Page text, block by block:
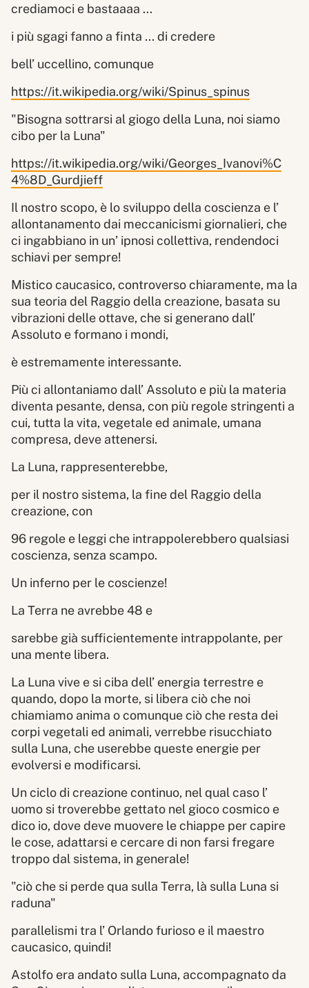
crediamoci e bastaaaa ...
i più sgagi fanno a finta ... di credere
bell’ uccellino, comunque
https://it.wikipedia.org/wiki/Spinus_spinus
"Bisogna sottrarsi al giogo della Luna, noi siamo
cibo per la Luna"
https://it.wikipedia.org/wiki/Georges_Ivanovi%C
4%8D_Gurdjieff
Il nostro scopo, è lo sviluppo della coscienza e l’
allontanamento dai meccanicismi giornalieri, che
ci ingabbiano in un’ ipnosi collettiva, rendendoci
schiavi per sempre!
Mistico caucasico, controverso chiaramente, ma la
sua teoria del Raggio della creazione, basata su
vibrazioni delle ottave, che si generano dall’
Assoluto e formano i mondi,
è estremamente interessante.
Più ci allontaniamo dall’ Assoluto e più la materia
diventa pesante, densa, con più regole stringenti a
cui, tutta la vita, vegetale ed animale, umana
compresa, deve attenersi.
La Luna, rappresenterebbe,
per il nostro sistema, la fine del Raggio della
creazione, con
96 regole e leggi che intrappolerebbero qualsiasi
coscienza, senza scampo.
Un inferno per le coscienze!
La Terra ne avrebbe 48 e
sarebbe già sufficientemente intrappolante, per
una mente libera.
La Luna vive e si ciba dell’ energia terrestre e
quando, dopo la morte, si libera ciò che noi
chiamiamo anima o comunque ciò che resta dei
corpi vegetali ed animali, verrebbe risucchiato
sulla Luna, che userebbe queste energie per
evolversi e modificarsi.
Un ciclo di creazione continuo, nel qual caso l’
uomo si troverebbe gettato nel gioco cosmico e
dico io, dove deve muovere le chiappe per capire
le cose, adattarsi e cercare di non farsi fregare
troppo dal sistema, in generale!
"ciò che si perde qua sulla Terra, là sulla Luna si
raduna"
parallelismi tra l’ Orlando furioso e il maestro
caucasico, quindi!
Astolfo era andato sulla Luna, accompagnato da